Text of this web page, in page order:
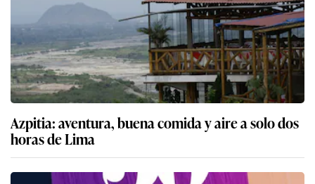
Azpitia: aventura, buena comida y aire a solo dos
horas de Lima